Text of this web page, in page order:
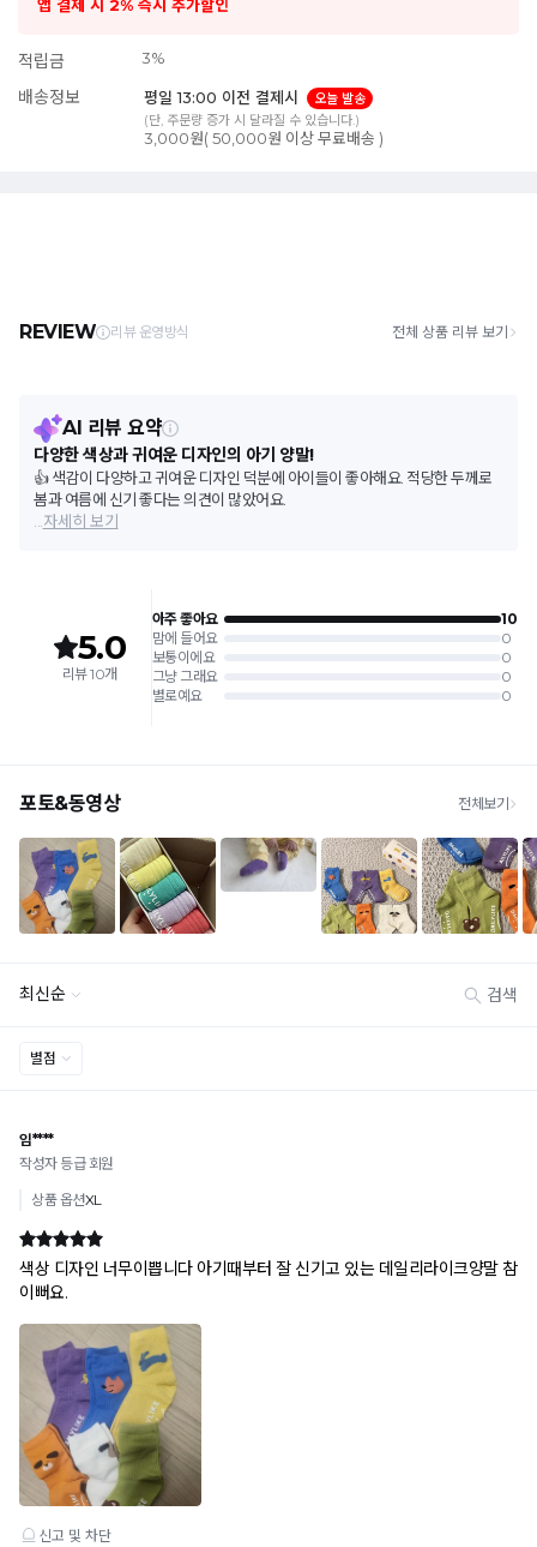
앱 결제 시 2% 즉시 추가할인
적립금 3%
배송정보 평일 13:00 이전 결제시
오늘 발송
(단, 주문량 증가 시 달라질 수 있습니다.)
3,000원( 50,000원 이상 무료배송 )